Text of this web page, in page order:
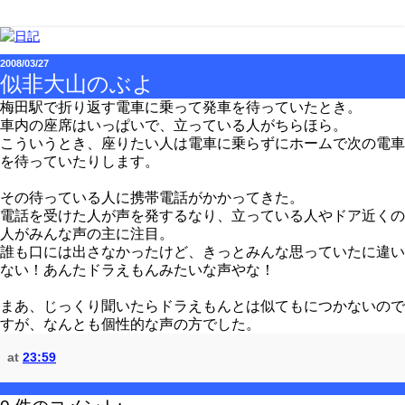
2008/03/27
似非大山のぶよ
梅田駅で折り返す電車に乗って発車を待っていたとき。
車内の座席はいっぱいで、立っている人がちらほら。
こういうとき、座りたい人は電車に乗らずにホームで次の電車
を待っていたりします。
その待っている人に携帯電話がかかってきた。
電話を受けた人が声を発するなり、立っている人やドア近くの
人がみんな声の主に注目。
誰も口には出さなかったけど、きっとみんな思っていたに違い
ない！あんたドラえもんみたいな声やな！
まあ、じっくり聞いたらドラえもんとは似てもにつかないので
すが、なんとも個性的な声の方でした。
at 23:59